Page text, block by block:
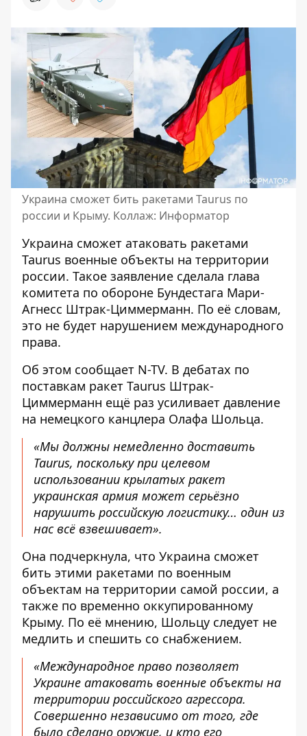
Украина сможет бить ракетами Taurus по
россии и Крыму. Коллаж: Информатор
Украина сможет атаковать ракетами
Taurus военные объекты на территории
россии. Такое заявление сделала глава
комитета по обороне Бундестага Мари-
Агнесс Штрак-Циммерманн. По её словам,
это не будет нарушением международного
права.
Об этом сообщает N-TV. В дебатах по
поставкам ракет Taurus Штрак-
Циммерманн ещё раз усиливает давление
на немецкого канцлера Олафа Шольца.
«Мы должны немедленно доставить
Taurus, поскольку при целевом
использовании крылатых ракет
украинская армия может серьёзно
нарушить российскую логистику… один из
нас всё взвешивает».
Она подчеркнула, что Украина сможет
бить этими ракетами по военным
объектам на территории самой россии, а
также по временно оккупированному
Крыму. По её мнению, Шольцу следует не
медлить и спешить со снабжением.
«Международное право позволяет
Украине атаковать военные объекты на
территории российского агрессора.
Совершенно независимо от того, где
было сделано оружие, и кто его